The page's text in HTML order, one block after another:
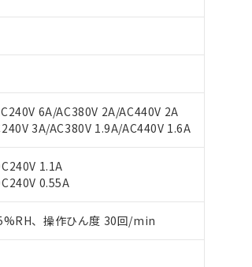
6A/AC380V 2A/AC440V 2A
3A/AC380V 1.9A/AC440V 1.6A
1.1A
0.55A
、操作ひん度 30回/min
品の当社在庫状況および標準価格(税抜)を提
サービスの対象外となる商品もあることをご
のお取引先、またはお客様担当のオムロン制
前の承諾なく第三者に漏洩または開示しない
ス）をご利用いただくには、I-Webメンバー
録された部品リストについて、当社および当
客様との取引・商談に必要な範囲で利用するこ
以下、フタル酸ブチルベンジル（BBP） 1000ppm以
1000ppm以下
用除外項目は除く。
図的な使用がないことを確認しています。
が前後することがあります。
準値を超えていることを示します。
ム) : 100ppm、
値以下であることを示します。
合わせください。
替および外国貿易法に定める商品（以下｢規制
化学兵器、生物兵器またはその他武器並びに
合は、上記1、2および3の内容を当該第三者
は、お客様のお取引先、またはお客様担当のオ
ください)
を公開していない機種